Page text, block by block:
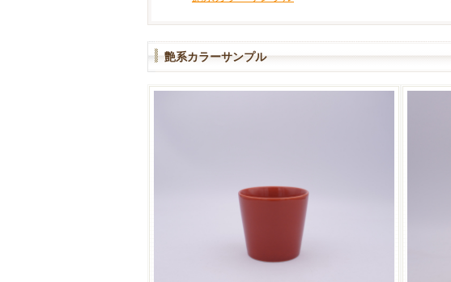
艶系カラーサンプル